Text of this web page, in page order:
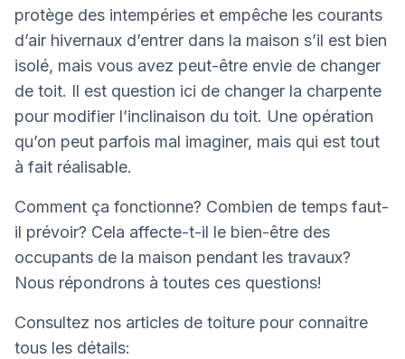
protège des intempéries et empêche les courants
d’air hivernaux d’entrer dans la maison s’il est bien
isolé, mais vous avez peut-être envie de changer
de toit. Il est question ici de changer la charpente
pour modifier l’inclinaison du toit. Une opération
qu’on peut parfois mal imaginer, mais qui est tout
à fait réalisable.
Comment ça fonctionne? Combien de temps faut-
il prévoir? Cela affecte-t-il le bien-être des
occupants de la maison pendant les travaux?
Nous répondrons à toutes ces questions!
Consultez nos articles de toiture pour connaitre
tous les détails: